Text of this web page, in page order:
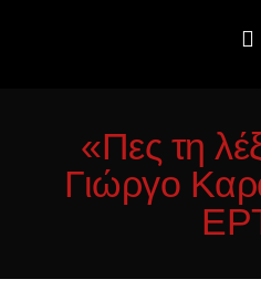
«Πες τη
Γιώργο